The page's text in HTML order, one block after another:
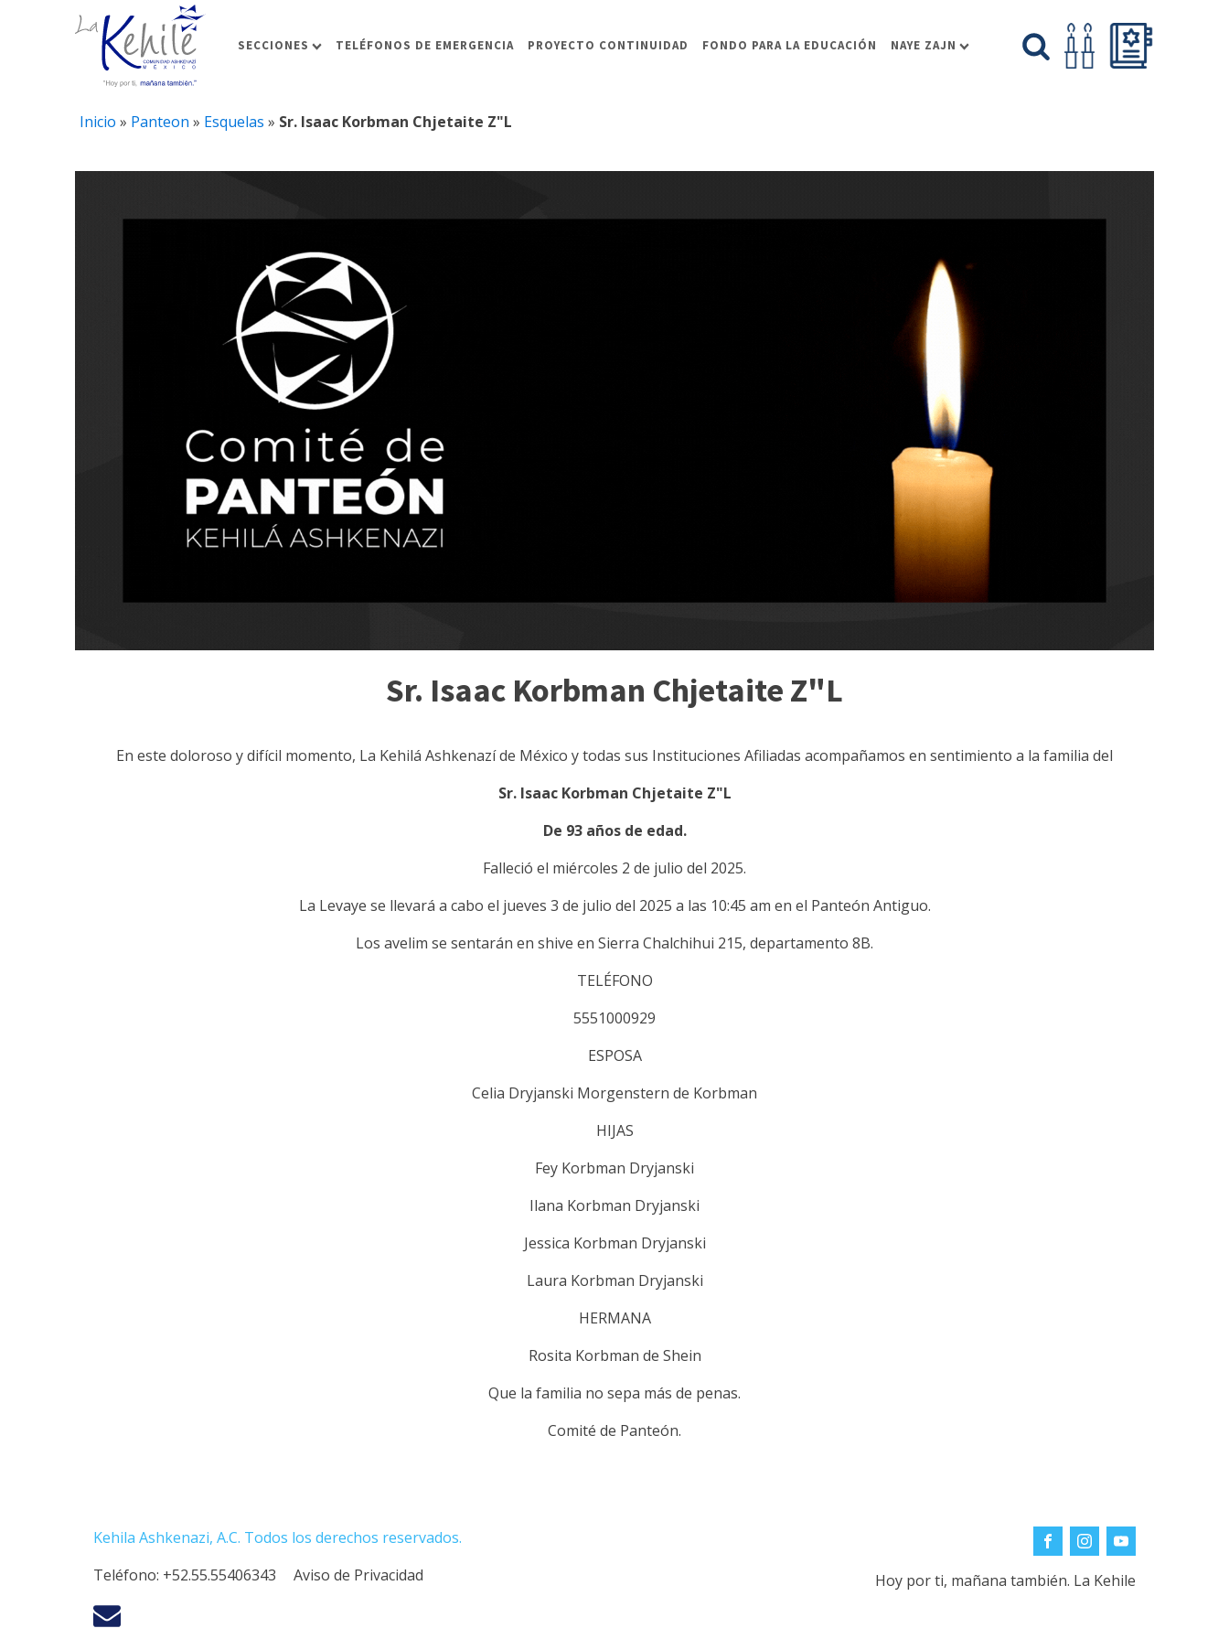
SECCIONES TELÉFONOS DE EMERGENCIA PROYECTO CONTINUIDAD FONDO PARA LA EDUCACIÓN NAYE ZAJN
Inicio » Panteon » Esquelas » Sr. Isaac Korbman Chjetaite Z"L
Sr. Isaac Korbman Chjetaite Z"L
En este doloroso y difícil momento, La Kehilá Ashkenazí de México y todas sus Instituciones Afiliadas acompañamos en sentimiento a la familia del
Sr. Isaac Korbman Chjetaite Z"L
De 93 años de edad.
Falleció el miércoles 2 de julio del 2025.
La Levaye se llevará a cabo el jueves 3 de julio del 2025 a las 10:45 am en el Panteón Antiguo.
Los avelim se sentarán en shive en Sierra Chalchihui 215, departamento 8B.
TELÉFONO
5551000929
ESPOSA
Celia Dryjanski Morgenstern de Korbman
HIJAS
Fey Korbman Dryjanski
Ilana Korbman Dryjanski
Jessica Korbman Dryjanski
Laura Korbman Dryjanski
HERMANA
Rosita Korbman de Shein
Que la familia no sepa más de penas.
Comité de Panteón.
Kehila Ashkenazi, A.C. Todos los derechos reservados.
Teléfono: +52.55.55406343 Aviso de Privacidad Hoy por ti, mañana también. La Kehile